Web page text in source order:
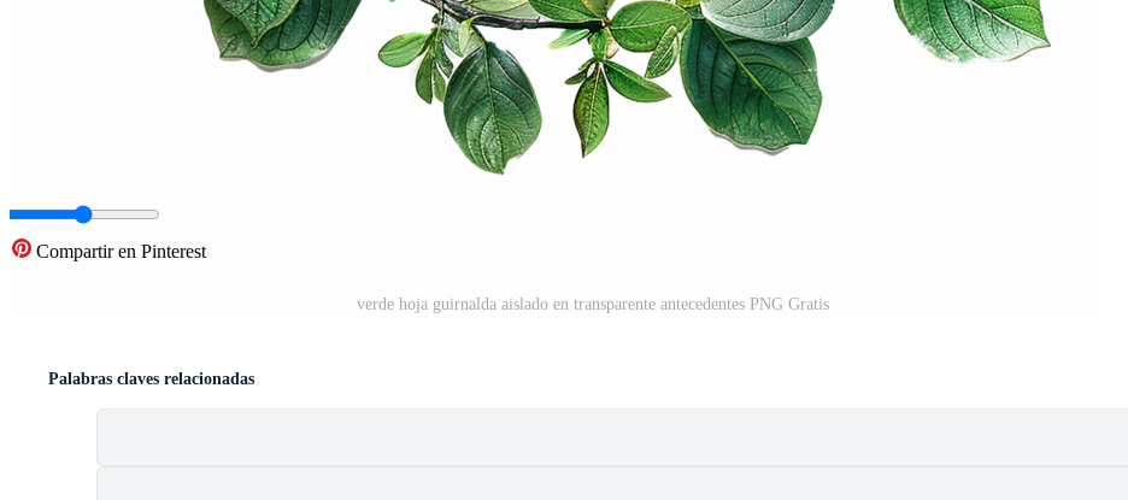
Compartir en Pinterest
verde hoja guirnalda aislado en transparente antecedentes PNG Gratis
Palabras claves relacionadas